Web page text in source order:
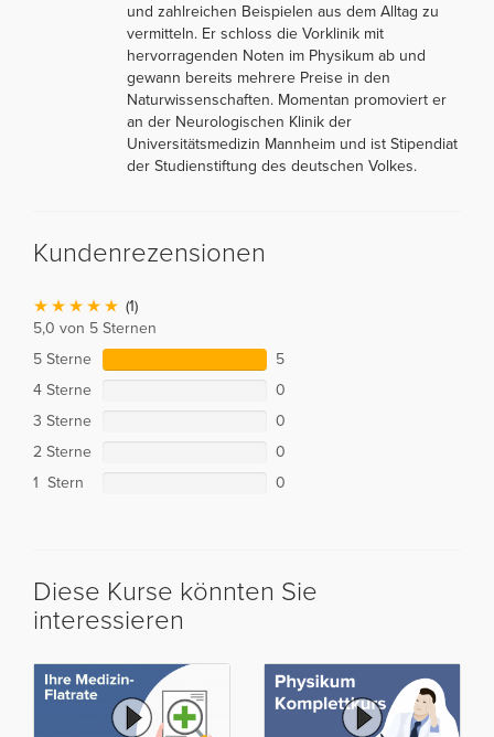
und zahlreichen Beispielen aus dem Alltag zu
vermitteln. Er schloss die Vorklinik mit
hervorragenden Noten im Physikum ab und
gewann bereits mehrere Preise in den
Naturwissenschaften. Momentan promoviert er
an der Neurologischen Klinik der
Universitätsmedizin Mannheim und ist Stipendiat
der Studienstiftung des deutschen Volkes.
Kundenrezensionen
(1)
5,0 von 5 Sternen
5 Sterne
5
4 Sterne
0
3 Sterne
0
2 Sterne
0
1 Stern
0
Diese Kurse könnten Sie
interessieren